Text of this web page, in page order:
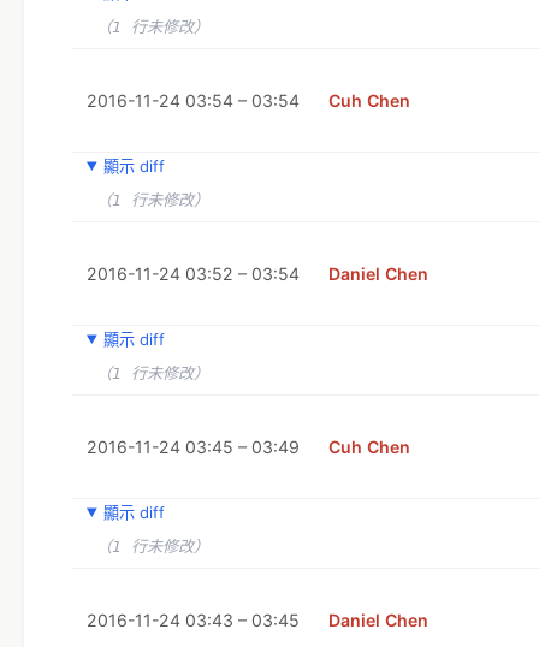
（1 行未修改）
2016-11-24 03:54 – 03:54 Cuh Chen
顯示 diff
（1 行未修改）
2016-11-24 03:52 – 03:54 Daniel Chen
顯示 diff
（1 行未修改）
2016-11-24 03:45 – 03:49 Cuh Chen
顯示 diff
（1 行未修改）
2016-11-24 03:43 – 03:45 Daniel Chen